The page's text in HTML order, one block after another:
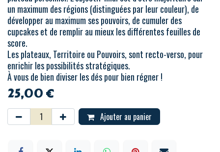
un maximum des régions (distinguées par leur couleur), de
développer au maximum ses pouvoirs, de cumuler des
cupcakes et de remplir au mieux les différentes feuilles de
score.
Les plateaux, Territoire ou Pouvoirs, sont recto-verso, pour
enrichir les possibilités stratégiques.
À vous de bien diviser les dés pour bien régner !
25,00€
Ajouter au panier